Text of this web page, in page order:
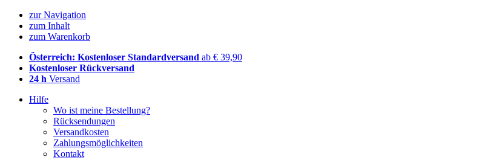
zur Navigation
zum Inhalt
zum Warenkorb
Österreich: Kostenloser Standardversand ab € 39,90
Kostenloser Rückversand
24 h Versand
Hilfe
Wo ist meine Bestellung?
Rücksendungen
Versandkosten
Zahlungsmöglichkeiten
Kontakt